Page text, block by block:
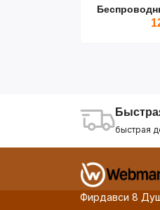
быстрая
Фирдавси 8